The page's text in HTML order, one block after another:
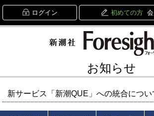
ログイン 初めての方
お知らせ
新サービス「新潮QUE」への統合につい